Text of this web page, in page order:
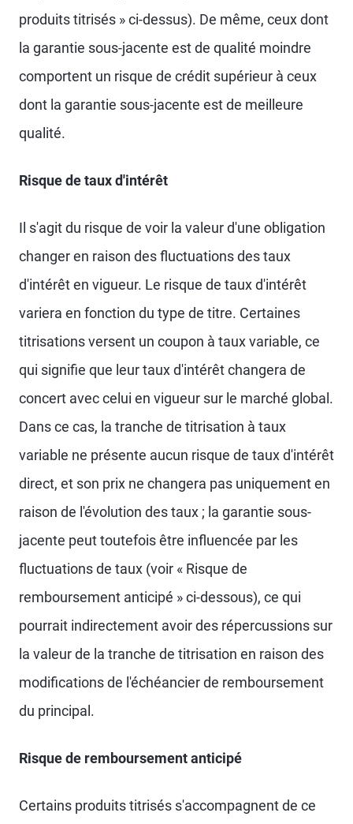
produits titrisés » ci-dessus). De même, ceux dont
la garantie sous-jacente est de qualité moindre
comportent un risque de crédit supérieur à ceux
dont la garantie sous-jacente est de meilleure
qualité.
Risque de taux d'intérêt
Il s'agit du risque de voir la valeur d'une obligation
changer en raison des fluctuations des taux
d'intérêt en vigueur. Le risque de taux d'intérêt
variera en fonction du type de titre. Certaines
titrisations versent un coupon à taux variable, ce
qui signifie que leur taux d'intérêt changera de
concert avec celui en vigueur sur le marché global.
Dans ce cas, la tranche de titrisation à taux
variable ne présente aucun risque de taux d'intérêt
direct, et son prix ne changera pas uniquement en
raison de l'évolution des taux ; la garantie sous-
jacente peut toutefois être influencée par les
fluctuations de taux (voir « Risque de
remboursement anticipé » ci-dessous), ce qui
pourrait indirectement avoir des répercussions sur
la valeur de la tranche de titrisation en raison des
modifications de l'échéancier de remboursement
du principal.
Risque de remboursement anticipé
Certains produits titrisés s'accompagnent de ce